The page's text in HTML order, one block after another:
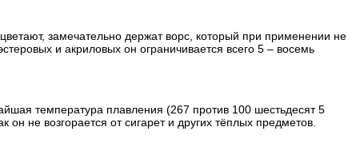
замечательно держат ворс, который при применении не
и акриловых он ограничивается всего 5 – восемь
температура плавления (267 против 100 шестьдесят 5
не возгорается от сигарет и других тёплых предметов.